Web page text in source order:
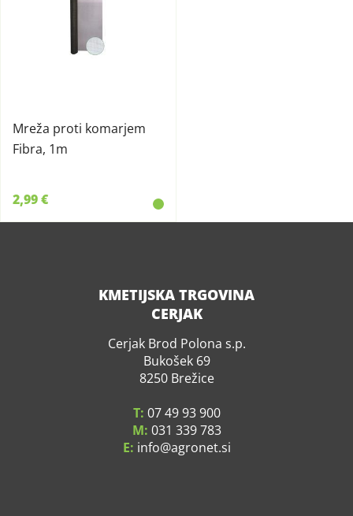
Mreža proti komarjem
Fibra, 1m
2,99 €
KMETIJSKA TRGOVINA
CERJAK
Cerjak Brod Polona s.p.
Bukošek 69
8250 Brežice
T: 07 49 93 900
M: 031 339 783
E: info agronet.si